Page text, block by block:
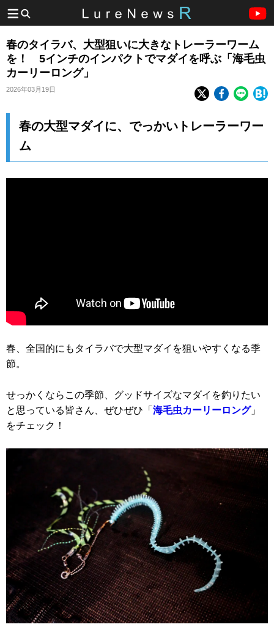
春のタイラバ、大型狙いに大きなトレーラーワーム
を！ 5インチのインパクトでマダイを呼ぶ「海毛虫
カーリーロング」
2026年03月19日
春の大型マダイに、でっかいトレーラーワー
ム
春、全国的にもタイラバで大型マダイを狙いやすくなる季
節。
せっかくならこの季節、グッドサイズなマダイを釣りたい
と思っている皆さん、ぜひぜひ「 海毛虫カーリーロング」
をチェック！